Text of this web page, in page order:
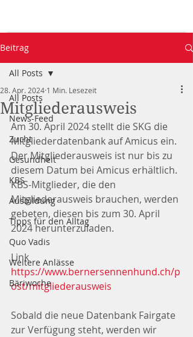
Beitrag
All Posts
News-Feed
Zucht
Gesundheit
KBS
Ausbildung
Tipps für den Alltag
Quo Vadis
Weitere Anlässe
Bäriwoche
All Posts
Mitgliederausweis
28. Apr. 2024 1 Min. Lesezeit
Am 30. April 2024 stellt die SKG die
Mitgliederdatenbank auf Amicus ein.
Der Mitgliederausweis ist nur bis zu
diesem Datum bei Amicus erhältlich.
KBS-Mitglieder, die den
Mitgliederausweis brauchen, werden
gebeten, diesen bis zum 30. April
2024 herunterzuladen.
Link
https://www.bernersennenhund.ch/p
ost/mitgliederausweis
Sobald die neue Datenbank Fairgate
zur Verfügung steht, werden wir